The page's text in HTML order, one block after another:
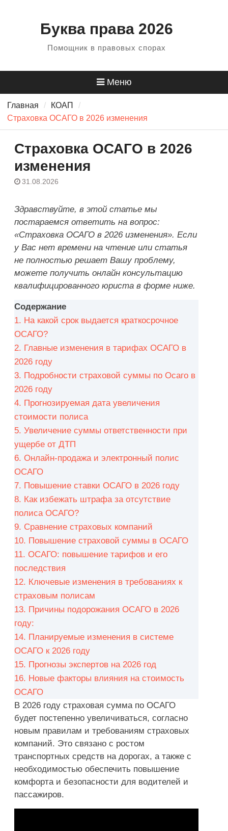
содержаниюБуква права 2026
Помощник в правовых спорах
Меню
Главная
КОАП
Страховка ОСАГО в 2026 изменения
Страховка ОСАГО в 2026
изменения
31.08.2026
Здравствуйте, в этой статье мы
постараемся ответить на вопрос:
«Страховка ОСАГО в 2026 изменения». Если
у Вас нет времени на чтение или статья
не полностью решает Вашу проблему,
можете получить онлайн консультацию
квалифицированного юриста в форме ниже.
Содержание
1. На какой срок выдается краткосрочное
ОСАГО?
2. Главные изменения в тарифах ОСАГО в
2026 году
3. Подробности страховой суммы по Осаго в
2026 году
4. Прогнозируемая дата увеличения
стоимости полиса
5. Увеличение суммы ответственности при
ущербе от ДТП
6. Онлайн-продажа и электронный полис
ОСАГО
7. Повышение ставки ОСАГО в 2026 году
8. Как избежать штрафа за отсутствие
полиса ОСАГО?
9. Сравнение страховых компаний
10. Повышение страховой суммы в ОСАГО
11. ОСАГО: повышение тарифов и его
последствия
12. Ключевые изменения в требованиях к
страховым полисам
13. Причины подорожания ОСАГО в 2026
году:
14. Планируемые изменения в системе
ОСАГО к 2026 году
15. Прогнозы экспертов на 2026 год
16. Новые факторы влияния на стоимость
ОСАГО
В 2026 году страховая сумма по ОСАГО
будет постепенно увеличиваться, согласно
новым правилам и требованиям страховых
компаний. Это связано с ростом
транспортных средств на дорогах, а также с
необходимостью обеспечить повышение
комфорта и безопасности для водителей и
пассажиров.